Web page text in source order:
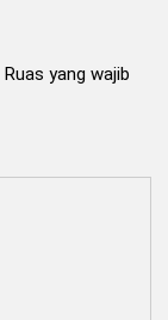
Ruas yang wajib